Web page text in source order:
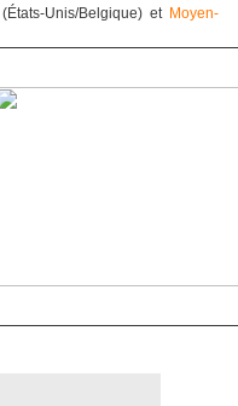
(États-Unis/Belgique) et Moyen-